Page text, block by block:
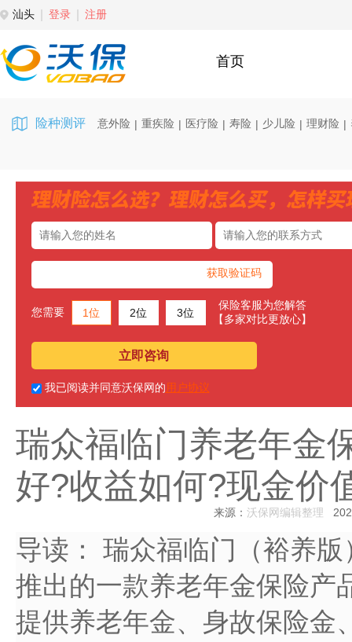
汕头 登录 注册
首页
险种测评 意外险 | 重疾险 | 医疗险 | 寿险 | 少儿险 | 理财险 |
获取验证码
您需要 1位 2位 3位
保险客服为您解答
【多家对比更放心】
立即咨询
我已阅读并同意沃保网的 用户协议
瑞众福临门养老年金
好?收益如何?现金价
来源： 沃保网编辑整理
导读：
瑞众福临门（裕养
推出的一款养老年金保险产
提供养老年金、身故保险金